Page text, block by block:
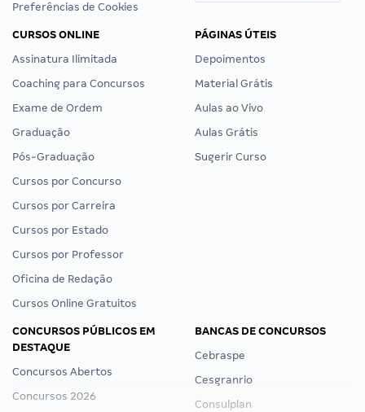
Preferências de Cookies
CURSOS ONLINE
Assinatura Ilimitada
Coaching para Concursos
Exame de Ordem
Graduação
Pós-Graduação
Cursos por Concurso
Cursos por Carreira
Cursos por Estado
Cursos por Professor
Oficina de Redação
Cursos Online Gratuitos
PÁGINAS ÚTEIS
Depoimentos
Material Grátis
Aulas ao Vivo
Aulas Grátis
Sugerir Curso
CONCURSOS PÚBLICOS EM
DESTAQUE
Concursos Abertos
Concursos 2026
BANCAS DE CONCURSOS
Cebraspe
Cesgranrio
Consulplan